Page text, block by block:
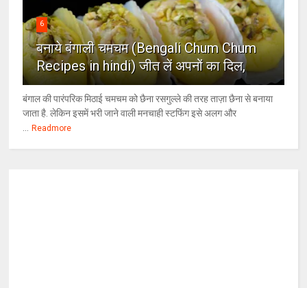
6
बनाये बंगाली चमचम (Bengali Chum Chum
Recipes in hindi) जीत लें अपनों का दिल,
बंगाल की पारंपरिक मिठाई चमचम को छैना रसगुल्ले की तरह ताज़ा छैना से बनाया
जाता है. लेकिन इसमें भरी जाने वाली मनचाही स्टफिंग इसे अलग और
Readmore